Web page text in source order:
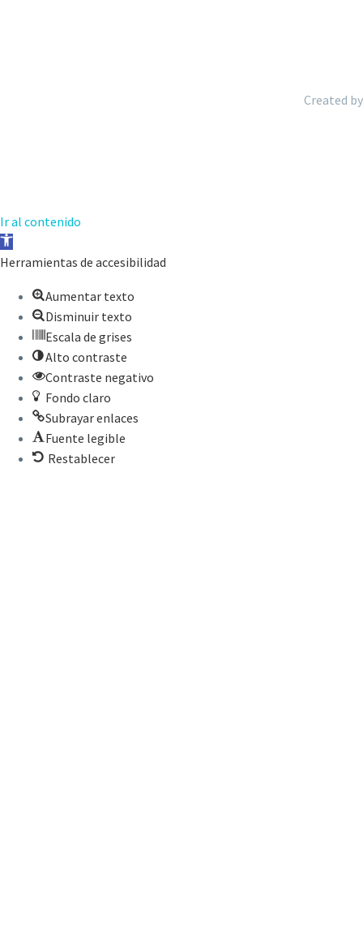
Created by
Ir al contenido
Abrir
barra
herramientas
Herramientas de accesibilidad
Aumentar texto
Disminuir texto
Escala de grises
Alto contraste
Contraste negativo
Fondo claro
Subrayar enlaces
Fuente legible
Restablecer